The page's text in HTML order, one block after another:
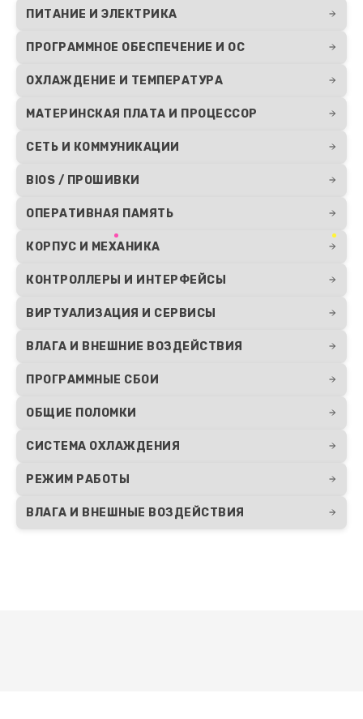
ПИТАНИЕ И ЭЛЕКТРИКА
ПРОГРАММНОЕ ОБЕСПЕЧЕНИЕ И ОС
ОХЛАЖДЕНИЕ И ТЕМПЕРАТУРА
МАТЕРИНСКАЯ ПЛАТА И ПРОЦЕССОР
СЕТЬ И КОММУНИКАЦИИ
BIOS / ПРОШИВКИ
ОПЕРАТИВНАЯ ПАМЯТЬ
КОРПУС И МЕХАНИКА
КОНТРОЛЛЕРЫ И ИНТЕРФЕЙСЫ
ВИРТУАЛИЗАЦИЯ И СЕРВИСЫ
ВЛАГА И ВНЕШНИЕ ВОЗДЕЙСТВИЯ
ПРОГРАММНЫЕ СБОИ
ОБЩИЕ ПОЛОМКИ
СИСТЕМА ОХЛАЖДЕНИЯ
РЕЖИМ РАБОТЫ
ВЛАГА И ВНЕШНЫЕ ВОЗДЕЙСТВИЯ